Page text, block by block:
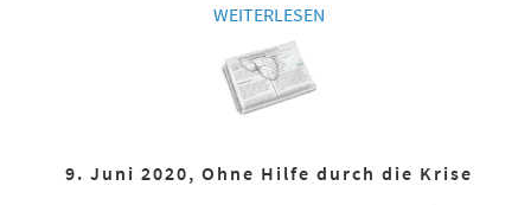
WEITERLESEN
9. Juni 2020, Ohne Hilfe durch die Krise